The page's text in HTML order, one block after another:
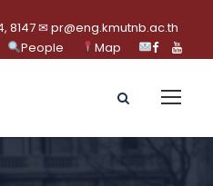
8147 ✉ pr@eng.kmutnb.ac.th
People Map